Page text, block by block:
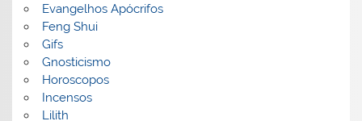
Evangelhos Apócrifos
Feng Shui
Gifs
Gnosticismo
Horoscopos
Incensos
Lilith